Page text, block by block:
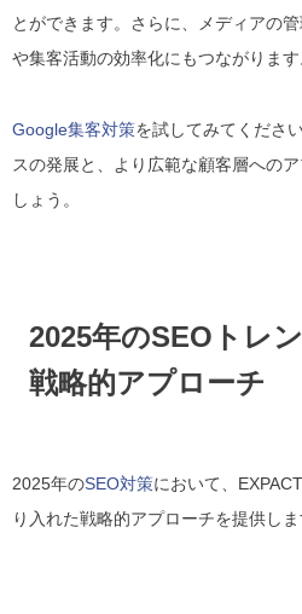
とができます。さらに、メディアの
や集客活動の効率化にもつながります
Google集客対策を試してみてくださ
スの発展と、より広範な顧客層への
しょう。
2025年のSEOトレ
戦略的アプローチ
2025年のSEO対策において、
り入れた戦略的アプローチを提供しま